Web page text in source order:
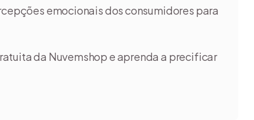
emocionais dos consumidores para
da Nuvemshop e aprenda a precificar